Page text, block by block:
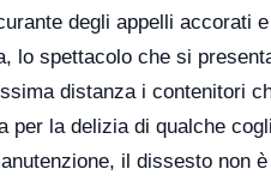
degli appelli accorati
lo spettacolo che si
distanza i contenitori
la delizia di qualche
il dissesto non